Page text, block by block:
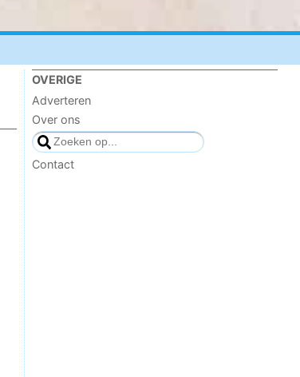
OVERIGE
Adverteren
Over ons
Contact